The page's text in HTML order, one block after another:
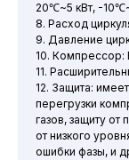
20℃~5 кВт, -
8. Расход
9. Давление
10. Компрессор:
11.
12. Защита:
перегрузки
газов, защиту от
от низкого
ошибки фазы, и